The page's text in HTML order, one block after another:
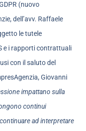
(nuovo
dell’avv. Raffaele
le tutele
e i rapporti contrattuali
con il saluto del
Giovanni
e impattano sulla
continui
ad interpretare